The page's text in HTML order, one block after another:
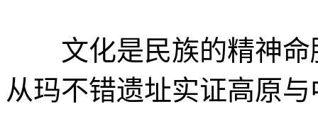
文化是民族的精神命
从玛不错遗址实证高原